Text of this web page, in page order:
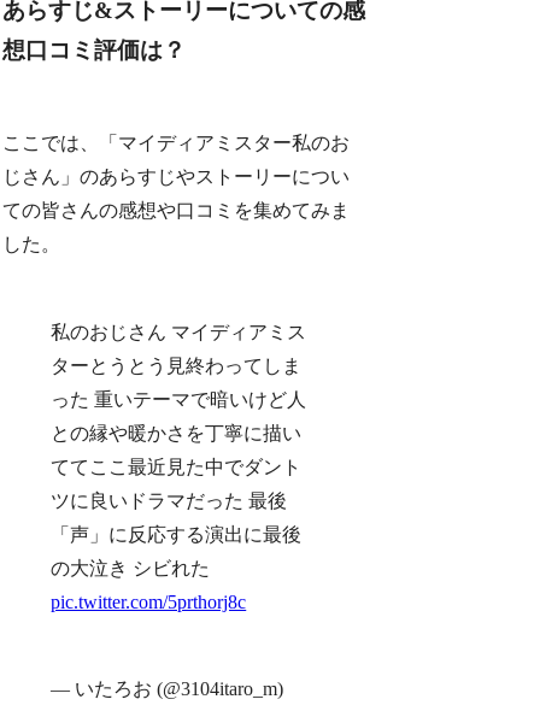
あらすじ&ストーリーについての感
想口コミ評価は？
ここでは、「マイディアミスター私のお
じさん」のあらすじやストーリーについ
ての皆さんの感想や口コミを集めてみま
した。
私のおじさん マイディアミス
ターとうとう見終わってしま
った 重いテーマで暗いけど人
との縁や暖かさを丁寧に描い
ててここ最近見た中でダント
ツに良いドラマだった 最後
「声」に反応する演出に最後
の大泣き シビれた
pic.twitter.com/5prthorj8c
— いたろお (@3104itaro_m)